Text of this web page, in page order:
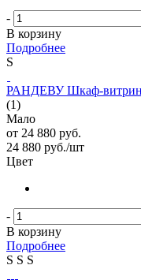
-
В корзину
Подробнее
S
РАНДЕВУ Шкаф-
(1)
Мало
от 24 880 руб.
24 880 руб./шт
Цвет
-
В корзину
Подробнее
S S S